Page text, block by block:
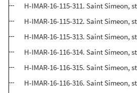
H-IMAR-16-115-311. Saint Simeon,
H-IMAR-16-115-312. Saint Simeon,
H-IMAR-16-115-313. Saint Simeon,
H-IMAR-16-116-314. Saint Simeon,
H-IMAR-16-116-315. Saint Simeon,
H-IMAR-16-116-316. Saint Simeon,